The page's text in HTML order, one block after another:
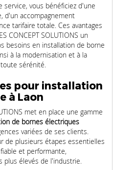
vous bénéficiez d'une
d'un accompagnement
tarifaire totale. Ces avantages
CONCEPT SOLUTIONS un
besoins en installation de borne
à la modernisation et à la
sérénité.
pour installation
à Laon
met en place une gamme
de bornes électriques
variées de ses clients.
de plusieurs étapes essentielles
et performante,
élevés de l'industrie.